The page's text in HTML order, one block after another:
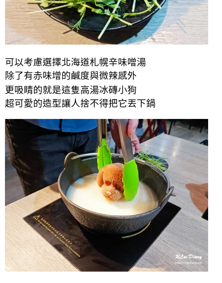
可以考慮選擇北海道札幌辛味噌湯
除了有赤味增的鹹度與微辣感外
更吸睛的就是這隻高湯冰磚小狗
超可愛的造型讓人捨不得把它丟下鍋